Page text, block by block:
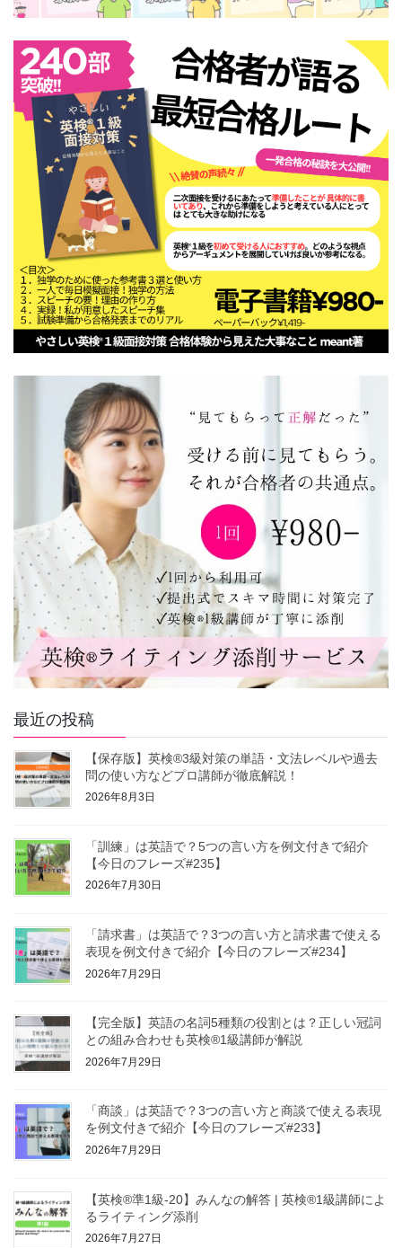
最近の投稿
【保存版】英検®3級対策の単語・文法レベルや過去
問の使い方などプロ講師が徹底解説！
2026年8月3日
「訓練」は英語で？5つの言い方を例文付きで紹介
【今日のフレーズ#235】
2026年7月30日
「請求書」は英語で？3つの言い方と請求書で使える
表現を例文付きで紹介【今日のフレーズ#234】
2026年7月29日
【完全版】英語の名詞5種類の役割とは？正しい冠詞
との組み合わせも英検®1級講師が解説
2026年7月29日
「商談」は英語で？3つの言い方と商談で使える表現
を例文付きで紹介【今日のフレーズ#233】
2026年7月29日
【英検®準1級-20】みんなの解答 | 英検®1級講師によ
るライティング添削
2026年7月27日